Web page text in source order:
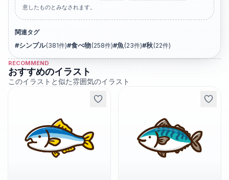
意したものとみなされます。
関連タグ
#シンプル(381件)#食べ物(258件)#魚(23件)#秋(22件)
RECOMMEND
おすすめのイラスト
このイラストと似た雰囲気のイラスト